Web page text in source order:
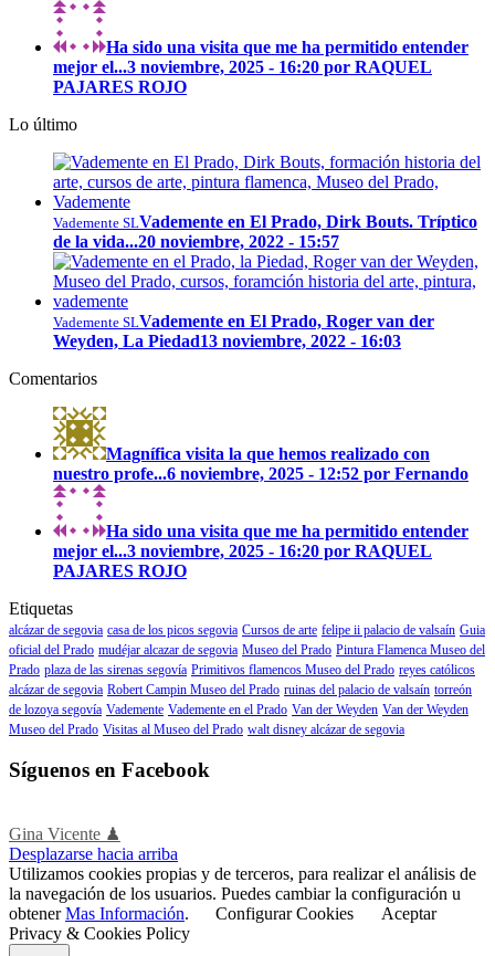
Ha sido una visita que me ha permitido entender
mejor el...3 noviembre, 2025 - 16:20 por RAQUEL
PAJARES ROJO
Lo último
Vademente SLVademente en El Prado, Dirk Bouts. Tríptico
de la vida...20 noviembre, 2022 - 15:57
Vademente SLVademente en El Prado, Roger van der
Weyden, La Piedad13 noviembre, 2022 - 16:03
Comentarios
Magnífica visita la que hemos realizado con
nuestro profe...6 noviembre, 2025 - 12:52 por Fernando
Ha sido una visita que me ha permitido entender
mejor el...3 noviembre, 2025 - 16:20 por RAQUEL
PAJARES ROJO
Etiquetas
alcázar de segovia casa de los picos segovia Cursos de arte felipe ii palacio de valsaín Guia
oficial del Prado mudéjar alcazar de segovia Museo del Prado Pintura Flamenca Museo del
Prado plaza de las sirenas segovía Primitivos flamencos Museo del Prado reyes católicos
alcázar de segovia Robert Campin Museo del Prado ruinas del palacio de valsaín torreón
de lozoya segovía Vademente Vademente en el Prado Van der Weyden Van der Weyden
Museo del Prado Visitas al Museo del Prado walt disney alcázar de segovia
Síguenos en Facebook
Gina Vicente ♟
Desplazarse hacia arriba
Utilizamos cookies propias y de terceros, para realizar el análisis de
la navegación de los usuarios. Puedes cambiar la configuración u
obtenerMas Información. Configurar Cookies
Aceptar
Privacy & Cookies Policy